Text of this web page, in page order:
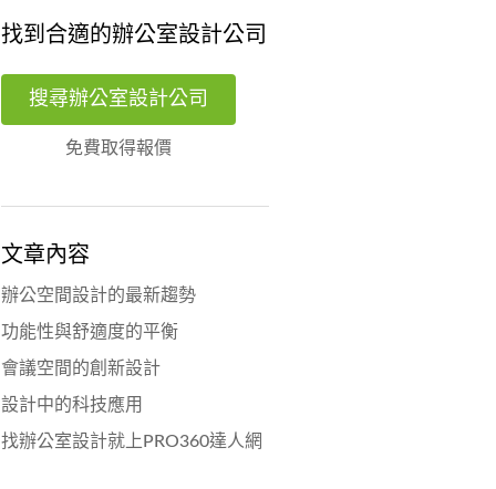
找到合適的辦公室設計公司
搜尋辦公室設計公司
免費取得報價
文章內容
辦公空間設計的最新趨勢
功能性與舒適度的平衡
會議空間的創新設計
設計中的科技應用
找辦公室設計就上PRO360達人網